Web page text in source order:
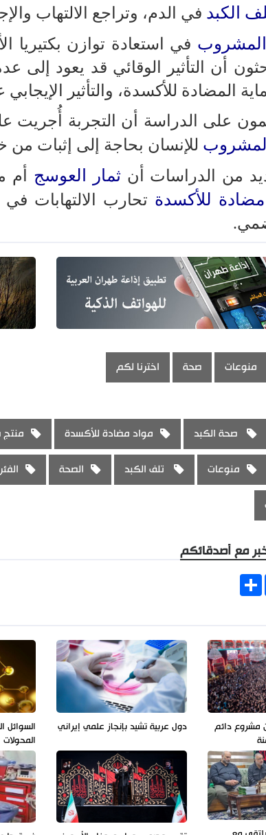
الكبد في الدم، وتراجع الالتهاب
المشروب في استعادة توازن بكتيريا
أن التأثير الوقائي قد يعود إلى
المضادة للأكسدة، والتأثير
على الدراسة أن التجربة أُجريت
المشروب للإنسان بحاجة إلى إثبات من
من الدراسات أن ثمار العوسج
للأكسدة تحارب الالتهابات
منوعات صحة اخترنا لكم
صحة الكبد مواد مضادة للأكسدة
منوعات تلف الكبد الصحة
مع أصدقائكم
Share
مشروع دائم
دول عربية تشيد بإنجاز علمي إيراني
السوائل
المحولات